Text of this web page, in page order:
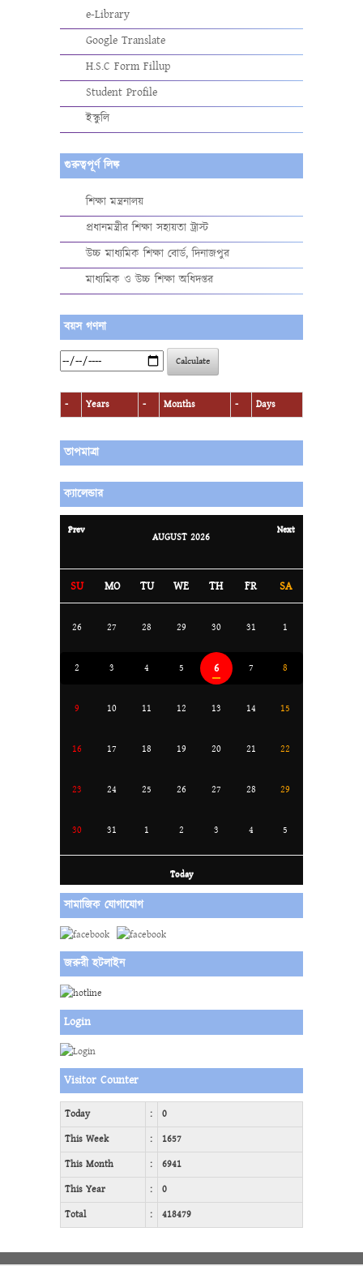
e-Library
Google Translate
H.S.C Form Fillup
Student Profile
ইস্কুলি
গুরুত্বপূর্ণ লিঙ্ক
শিক্ষা মন্ত্রনালয়
প্রধানমন্ত্রীর শিক্ষা সহায়তা ট্রাস্ট
উচ্চ মাধ্যমিক শিক্ষা বোর্ড, দিনাজপুর
মাধ্যমিক ও উচ্চ শিক্ষা অধিদপ্তর
বয়স গণনা
Calculate
- Years - Months - Days
তাপমাত্রা
ক্যালেন্ডার
Prev
AUGUST 2026
Next
SU MO TU WE TH FR SA
26 27 28 29 30 31 1
2 3 4 5 6 7 8
9 10 11 12 13 14 15
16 17 18 19 20 21 22
23 24 25 26 27 28 29
30 31 1 2 3 4 5
Today
সামাজিক যোগাযোগ
জরুরী হটলাইন
Login
Visitor Counter
Today :
0
This Week
:
1657
This Month
:
6941
This Year
:
0
Total
: 418479